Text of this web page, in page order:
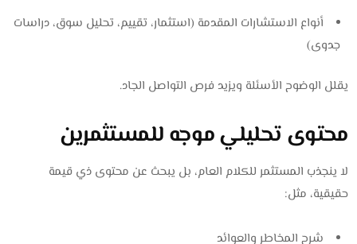
أنواع الاستشارات المقدمة (استثمار، تقييم، تحليل سوق، دراسات
جدوى)
يقلل الوضوح الأسئلة ويزيد فرص التواصل الجاد.
محتوى تحليلي موجه للمستثمرين
لا ينجذب المستثمر للكلام العام، بل يبحث عن محتوى ذي قيمة
حقيقية، مثل:
شرح المخاطر والعوائد